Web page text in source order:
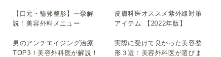
ク #Shorts
▶
【口元・輪郭整形】一挙解
説！美容外科メニュー
▶
皮膚科医オススメ紫外線対策
アイテム 【2022年版】
▶
男のアンチエイジング治療
TOP3！美容外科医が解説！
▶
実際に受けて良かった美容整
形３選！美容外科医が選びま